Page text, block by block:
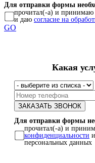
Для отправки формы
прочитал(-а) и принимаю
и даю согласие на
GO
Какая
Для отправки формы
прочитал(-а) и
конфиденциальности
персональных данных